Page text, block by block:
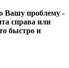
Вашу проблему -
справа или
быстро и